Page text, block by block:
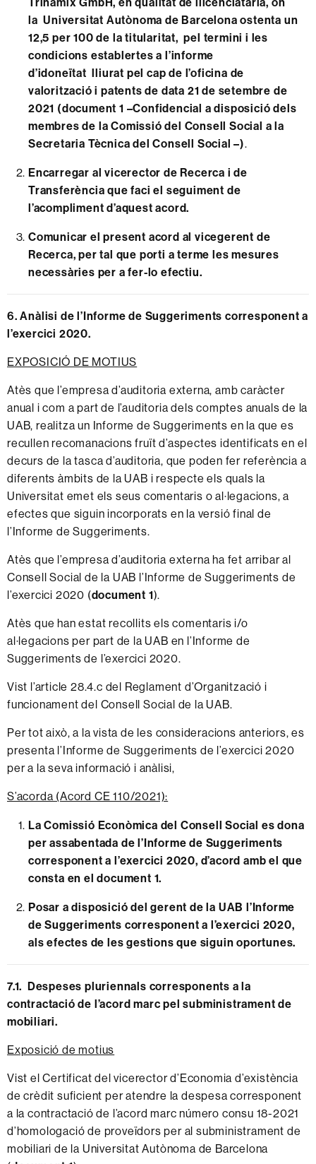
la Universitat Autònoma de Barcelona ostenta un
12,5 per 100 de la titularitat, pel termini i les
condicions establertes a l’informe
d’idoneïtat lliurat pel cap de l’oficina de
valorització i patents de data 21 de setembre de
2021 (document 1 –Confidencial a disposició dels
membres de la Comissió del Consell Social a la
Secretaria Tècnica del Consell Social–).
Encarregar al vicerector de Recerca i de
Transferència que faci el seguiment de
l’acompliment d’aquest acord.
Comunicar el present acord al vicegerent de
Recerca, per tal que porti a terme les mesures
necessàries per a fer-lo efectiu.
6. Anàlisi de l’Informe de Suggeriments corresponent a
l’exercici 2020.
EXPOSICIÓ DE MOTIUS
Atès que l’empresa d’auditoria externa, amb caràcter
anual i com a part de l’auditoria dels comptes anuals de la
UAB, realitza un Informe de Suggeriments en la que es
recullen recomanacions fruït d’aspectes identificats en el
decurs de la tasca d’auditoria, que poden fer referència a
diferents àmbits de la UAB i respecte els quals la
Universitat emet els seus comentaris o al·legacions, a
efectes que siguin incorporats en la versió final de
l’Informe de Suggeriments.
Atès que l’empresa d’auditoria externa ha fet arribar al
Consell Social de la UAB l’Informe de Suggeriments de
l’exercici 2020 (document 1).
Atès que han estat recollits els comentaris i/o
al·legacions per part de la UAB en l’Informe de
Suggeriments de l’exercici 2020.
Vist l’article 28.4.c del Reglament d’Organització i
funcionament del Consell Social de la UAB.
Per tot això, a la vista de les consideracions anteriors, es
presenta l’Informe de Suggeriments de l’exercici 2020
per a la seva informació i anàlisi,
S’acorda (Acord CE 110/2021):
La Comissió Econòmica del Consell Social es dona
per assabentada de l’Informe de Suggeriments
corresponent a l’exercici 2020, d’acord amb el que
consta en eldocument 1.
Posar a disposició del gerent de la UAB l’Informe
de Suggeriments corresponent a l’exercici 2020,
als efectes de les gestions que siguin oportunes.
7.1. Despeses pluriennals corresponents a la
contractació de l’acord marc pel subministrament de
mobiliari.
Exposició de motius
Vist el Certificat del vicerector d’Economia d’existència
de crèdit suficient per atendre la despesa corresponent
a la contractació de l’acord marc número consu 18-2021
d’homologació de proveïdors per al subministrament de
mobiliari de la Universitat Autònoma de Barcelona